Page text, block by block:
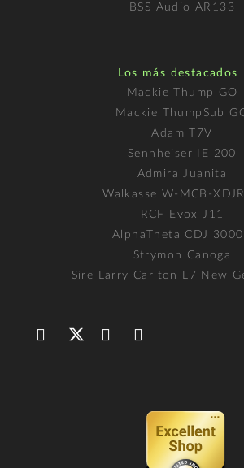
BSS Audio AR133
Los más destacados
Mackie Thump GO
Mackie ThumpSub
Adam T7V
Sennheiser IE 200
Admira Juanita
Walkasse W-MCB-
RCF Evox J11
AlphaTheta CDJ
Strymon Canoga
Sire Larry Carlton L7 New